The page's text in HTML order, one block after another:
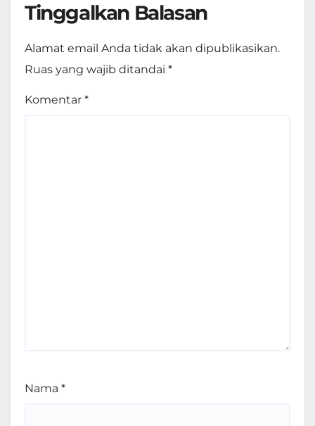
Tinggalkan Balasan
Alamat email Anda tidak akan dipublikasikan.
Ruas yang wajib ditandai *
Komentar *
Nama *